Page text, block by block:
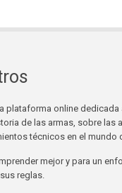
plataforma online dedicada
de las armas, sobre las
técnicos en el mundo
mejor y para un
reglas.